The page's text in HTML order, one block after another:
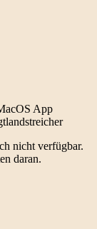
nicht verfügbar.
daran.